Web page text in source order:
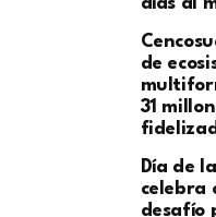
de
31
Día de
celebra
desafío